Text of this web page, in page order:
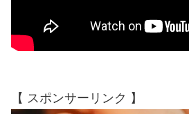
【 スポンサーリンク 】